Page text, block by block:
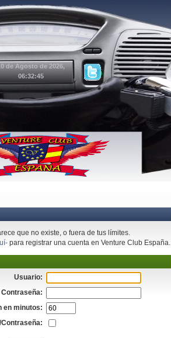
de Agosto de 2026,
06:32:45
que no existe, o fuera de tus límites.
para registrar una cuenta en Venture Club España.
Usuario:
Contraseña:
en minutos: